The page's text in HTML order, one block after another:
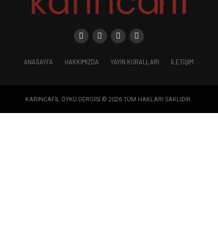
ANASAYFA HAKKIMIZDA YAYIN KURALLARI İLETIŞIM
KARINCAFİL ÖYKÜ DERGİSİ © 2026 TÜM HAKLARI SAKLIDIR.